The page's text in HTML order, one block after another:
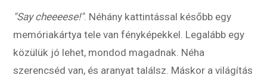
"Say cheeeese!". Néhány kattintással később egy
memóriakártya tele van fényképekkel. Legalább egy
közülük jó lehet, mondod magadnak. Néha
szerencséd van, és aranyat találsz. Máskor a világítás